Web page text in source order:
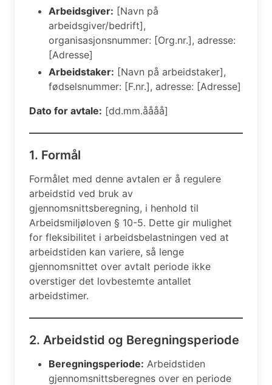
Arbeidsgiver: [Navn på
arbeidsgiver/bedrift],
organisasjonsnummer: [Org.nr.], adresse:
[Adresse]
Arbeidstaker: [Navn på arbeidstaker],
fødselsnummer: [F.nr.], adresse: [Adresse]
Dato for avtale: [dd.mm.åååå]
1. Formål
Formålet med denne avtalen er å regulere
arbeidstid ved bruk av
gjennomsnittsberegning, i henhold til
Arbeidsmiljøloven § 10-5. Dette gir mulighet
for fleksibilitet i arbeidsbelastningen ved at
arbeidstiden kan variere, så lenge
gjennomsnittet over avtalt periode ikke
overstiger det lovbestemte antallet
arbeidstimer.
2. Arbeidstid og Beregningsperiode
Beregningsperiode: Arbeidstiden
gjennomsnittsberegnes over en periode